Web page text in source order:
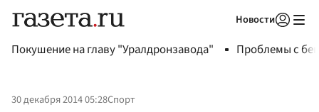
Новости
Покушение на главу "Уралдронзавода" Проблемы с
30 декабря 2014 05:28Спорт